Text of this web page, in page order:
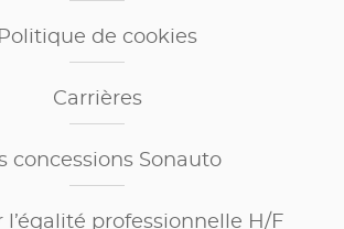
Politique de cookies
Carrières
concessions Sonauto
l’égalité professionnelle H/F